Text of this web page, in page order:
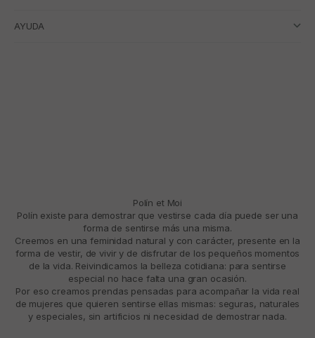
AYUDA
Polín et Moi
Polín existe para demostrar que vestirse cada día puede ser una
forma de sentirse más una misma.
Creemos en una feminidad natural y con carácter, presente en la
forma de vestir, de vivir y de disfrutar de los pequeños momentos
de la vida. Reivindicamos la belleza cotidiana: para sentirse
especial no hace falta una gran ocasión.
Por eso creamos prendas pensadas para acompañar la vida real
de mujeres que quieren sentirse ellas mismas: seguras, naturales
y especiales, sin artificios ni necesidad de demostrar nada.